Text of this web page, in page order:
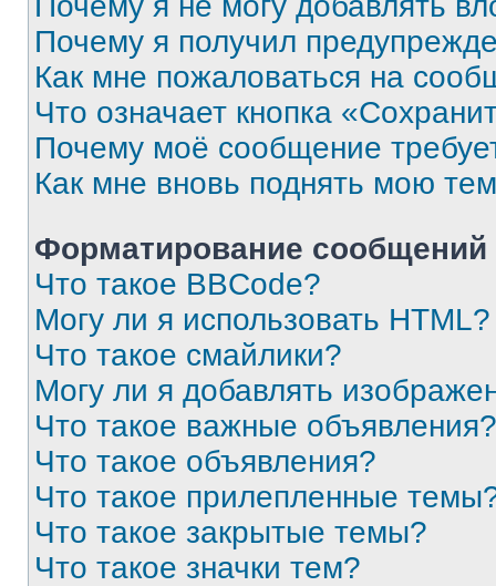
Почему я получил
Как мне пожаловаться на
Что означает кнопка
Почему моё сообщение
Как мне вновь поднять мою
Форматирование
Что такое BBCode?
Могу ли я использовать HTML?
Что такое смайлики?
Могу ли я добавлять
Что такое важные объявления?
Что такое объявления?
Что такое прилепленные
Что такое закрытые темы?
Что такое значки тем?